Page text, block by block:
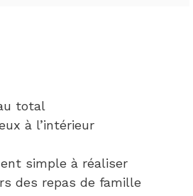
total
à l’intérieur
simple à réaliser
des repas de famille